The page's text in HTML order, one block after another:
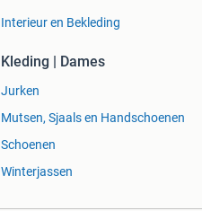
Interieur en Bekleding
Kleding | Dames
Jurken
Mutsen, Sjaals en Handschoenen
Schoenen
Winterjassen